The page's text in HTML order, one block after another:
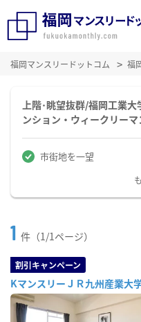
福岡マンスリードットコム 福
上階･眺望抜群/福岡工業
ンション・ウィークリー
市街地を一望
1 件（1/1ページ）
割引キャンペーン
KマンスリーＪＲ九州産業大